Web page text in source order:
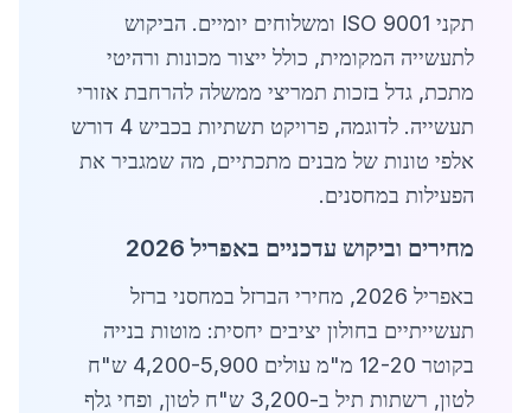
תקני ISO 9001 ומשלוחים יומיים. הביקוש
לתעשייה המקומית, כולל ייצור מכונות ורהיטי
מתכת, גדל בזכות תמריצי ממשלה להרחבת אזורי
תעשייה. לדוגמה, פרויקט תשתיות בכביש 4 דורש
אלפי טונות של מבנים מתכתיים, מה שמגביר את
הפעילות במחסנים.
מחירים וביקוש עדכניים באפריל 2026
באפריל 2026, מחירי הברזל במחסני ברזל
תעשייתיים בחולון יציבים יחסית: מוטות בנייה
בקוטר 12-20 מ"מ עולים 4,200-5,900 ש"ח
לטון, רשתות תיל ב-3,200 ש"ח לטון, ופחי גלף